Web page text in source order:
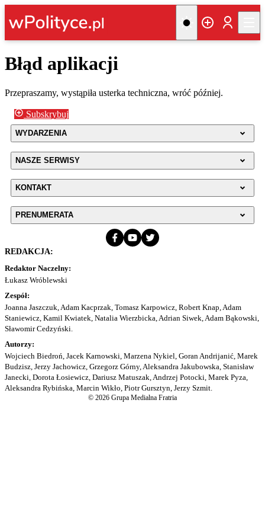
Błąd aplikacji
Przepraszamy, wystąpiła usterka techniczna, wróć później.
Subskrybuj
WYDARZENIA
NASZE SERWISY
KONTAKT
PRENUMERATA
REDAKCJA:
Redaktor Naczelny:
Łukasz Wróblewski
Zespół:
Joanna Jaszczuk, Adam Kacprzak, Tomasz Karpowicz, Robert Knap, Adam
Staniewicz, Kamil Kwiatek, Natalia Wierzbicka, Adrian Siwek, Adam Bąkowski,
Sławomir Cedzyński.
Autorzy:
Wojciech Biedroń, Jacek Karnowski, Marzena Nykiel, Goran Andrijanić, Marek
Budzisz, Jerzy Jachowicz, Grzegorz Górny, Aleksandra Jakubowska, Stanisław
Janecki, Dorota Łosiewicz, Dariusz Matuszak, Andrzej Potocki, Marek Pyza,
Aleksandra Rybińska, Marcin Wikło, Piotr Gursztyn, Jerzy Szmit.
© 2026 Grupa Medialna Fratria